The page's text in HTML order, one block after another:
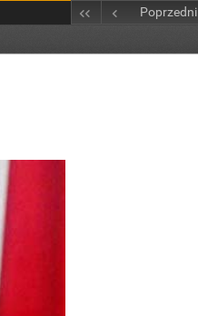
Poprzedni